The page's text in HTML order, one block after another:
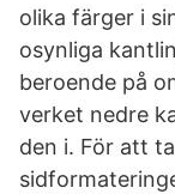
olika färger i
osynliga
beroende på
verket nedre
den i. För att